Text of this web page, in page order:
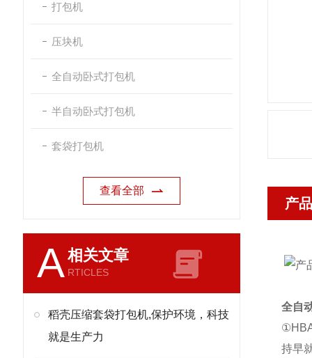
打包机
压块机
全自动卧式打包机
半自动卧式打包机
套袋打包机
查看全部
A相关文章
RTICLES
稻壳压缩套袋打包机,保护环境，科技
就是生产力
产
全自
持早